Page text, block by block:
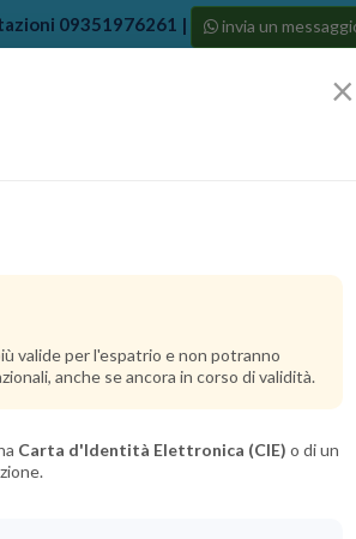
09351976261 | invia un
Last Minute
×
valide per l'espatrio e non potranno
anche se ancora in corso di validità.
Carta d'Identità Elettronica (CIE) o di un